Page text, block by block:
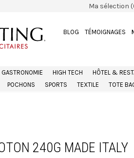
Ma sélection
BLOG TÉMOIGNAGES
GASTRONOMIE HIGH TECH HÔTEL &
POCHONS SPORTS TEXTILE TOTE
240G MADE ITALY